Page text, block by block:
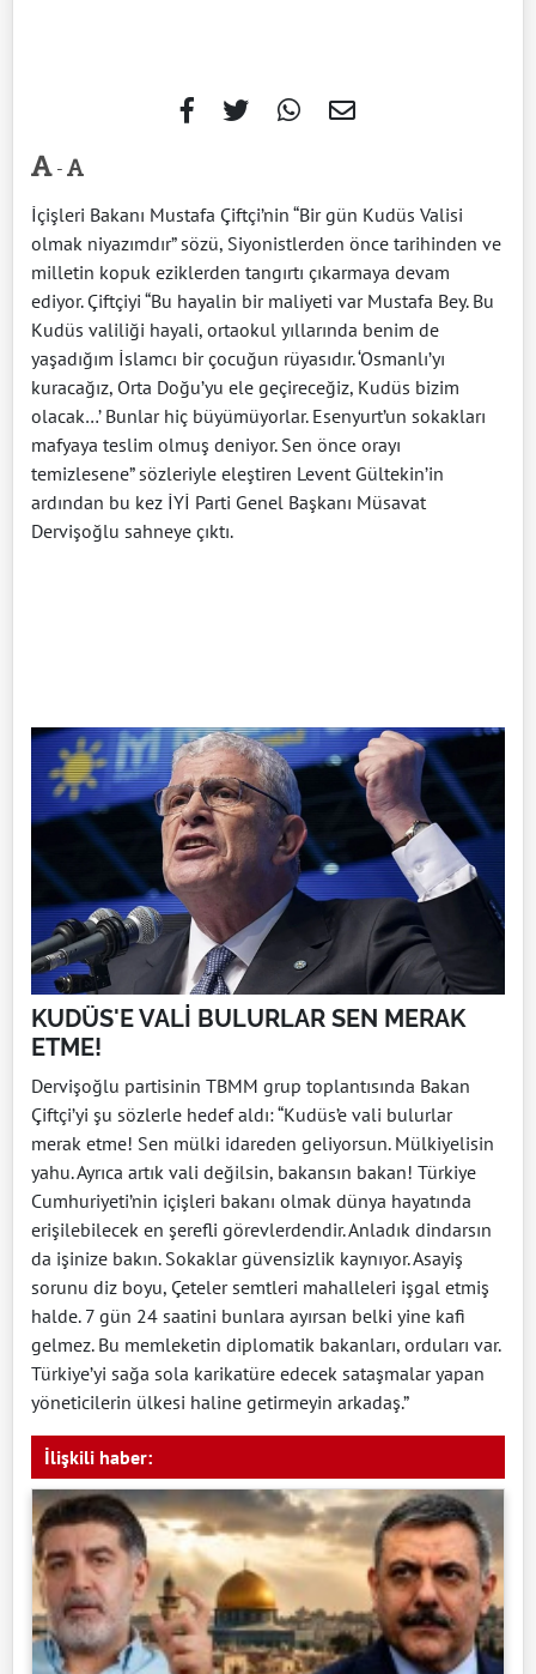
-
İçişleri Bakanı Mustafa Çiftçi’nin “Bir gün Kudüs Valisi
olmak niyazımdır” sözü, Siyonistlerden önce tarihinden ve
milletin kopuk eziklerden tangırtı çıkarmaya devam
ediyor. Çiftçiyi “Bu hayalin bir maliyeti var Mustafa Bey. Bu
Kudüs valiliği hayali, ortaokul yıllarında benim de
yaşadığım İslamcı bir çocuğun rüyasıdır. ‘Osmanlı’yı
kuracağız, Orta Doğu’yu ele geçireceğiz, Kudüs bizim
olacak…’ Bunlar hiç büyümüyorlar. Esenyurt’un sokakları
mafyaya teslim olmuş deniyor. Sen önce orayı
temizlesene” sözleriyle eleştiren Levent Gültekin’in
ardından bu kez İYİ Parti Genel Başkanı Müsavat
Dervişoğlu sahneye çıktı.
KUDÜS'E VALİ BULURLAR SEN MERAK
ETME!
Dervişoğlu partisinin TBMM grup toplantısında Bakan
Çiftçi’yi şu sözlerle hedef aldı: “Kudüs’e vali bulurlar
merak etme! Sen mülki idareden geliyorsun. Mülkiyelisin
yahu. Ayrıca artık vali değilsin, bakansın bakan! Türkiye
Cumhuriyeti’nin içişleri bakanı olmak dünya hayatında
erişilebilecek en şerefli görevlerdendir. Anladık dindarsın
da işinize bakın. Sokaklar güvensizlik kaynıyor. Asayiş
sorunu diz boyu, Çeteler semtleri mahalleleri işgal etmiş
halde. 7 gün 24 saatini bunlara ayırsan belki yine kafi
gelmez. Bu memleketin diplomatik bakanları, orduları var.
Türkiye’yi sağa sola karikatüre edecek sataşmalar yapan
yöneticilerin ülkesi haline getirmeyin arkadaş.”
İlişkili haber: